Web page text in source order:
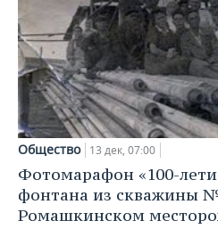
Общество 13 дек, 07:00
Фотомарафон «100-
фонтана из скважины
Ромашкинском